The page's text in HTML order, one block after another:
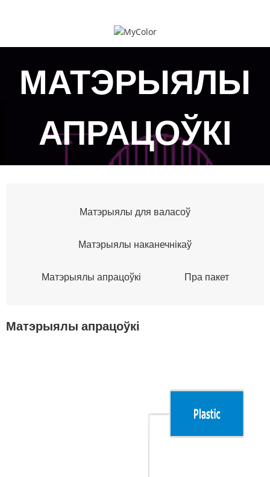
МАТЭРЫЯЛЫ
АПРАЦОЎКІ
Матэрыялы для валасоў
Матэрыялы наканечнікаў
Матэрыялы апрацоўкі Пра пакет
Матэрыялы апрацоўкі